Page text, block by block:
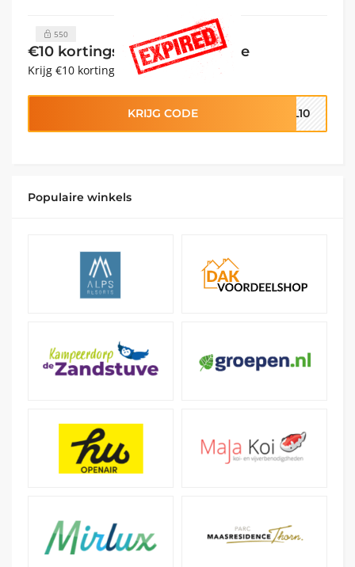
550
€10 kortingscode Productpine
Krijg €10 korting op de hele site
KRIJG CODE AL10
Populaire winkels